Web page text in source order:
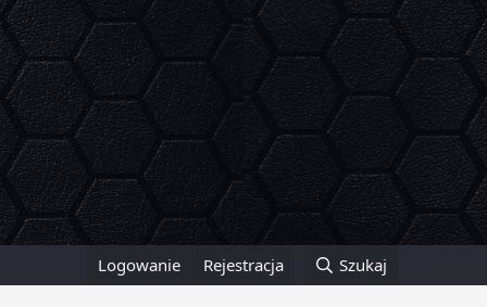
Logowanie Rejestracja Szukaj